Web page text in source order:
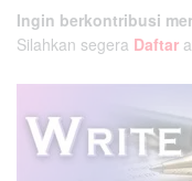
Ingin berkontribusi
Silahkan segera Daftar